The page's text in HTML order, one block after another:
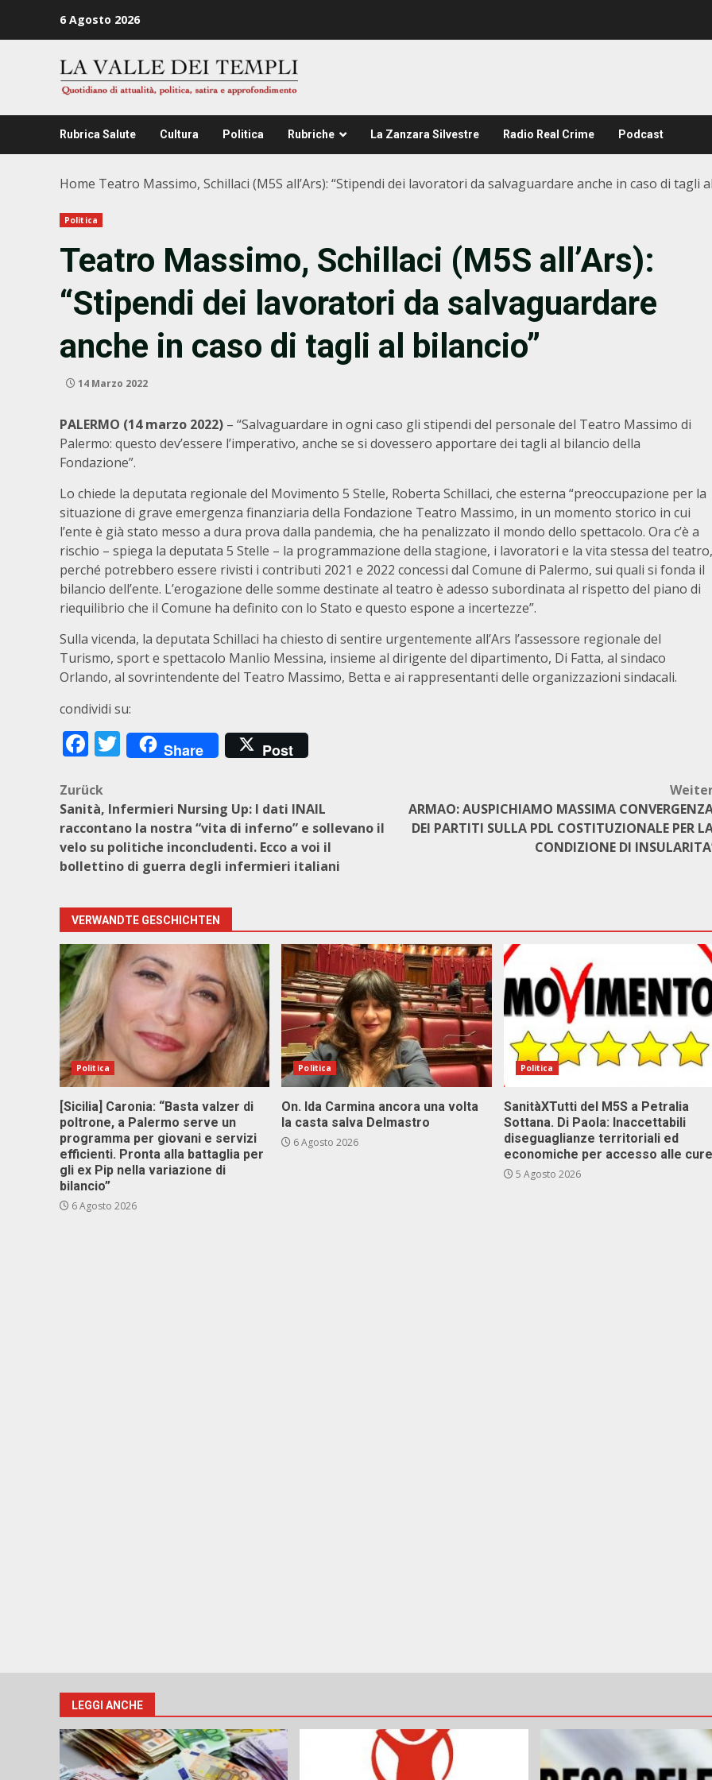
6 Agosto 2026
Rubrica Salute Cultura Politica Rubriche La Zanzara Silvestre Radio Real Crime Podcast
Home Teatro Massimo, Schillaci (M5S all’Ars): “Stipendi dei lavoratori da salvaguardare anche in caso di tagli
Politica
Teatro Massimo, Schillaci (M5S all’Ars):
“Stipendi dei lavoratori da salvaguardare
anche in caso di tagli al bilancio”
14 Marzo 2022
PALERMO (14 marzo 2022) – “Salvaguardare in ogni caso gli stipendi del personale del Teatro Massimo di
Palermo: questo dev’essere l’imperativo, anche se si dovessero apportare dei tagli al bilancio della
Fondazione”.
Lo chiede la deputata regionale del Movimento 5 Stelle, Roberta Schillaci, che esterna “preoccupazione per la
situazione di grave emergenza finanziaria della Fondazione Teatro Massimo, in un momento storico in cui
l’ente è già stato messo a dura prova dalla pandemia, che ha penalizzato il mondo dello spettacolo. Ora c’è a
rischio – spiega la deputata 5 Stelle – la programmazione della stagione, i lavoratori e la vita stessa del teatro,
perché potrebbero essere rivisti i contributi 2021 e 2022 concessi dal Comune di Palermo, sui quali si fonda il
bilancio dell’ente. L’erogazione delle somme destinate al teatro è adesso subordinata al rispetto del piano di
riequilibrio che il Comune ha definito con lo Stato e questo espone a incertezze”.
Sulla vicenda, la deputata Schillaci ha chiesto di sentire urgentemente all’Ars l’assessore regionale del
Turismo, sport e spettacolo Manlio Messina, insieme al dirigente del dipartimento, Di Fatta, al sindaco
Orlando, al sovrintendente del Teatro Massimo, Betta e ai rappresentanti delle organizzazioni sindacali.
condividi su:
Facebook
Twitter
Share Post
Beitragsnavigation
Zurück
Sanità, Infermieri Nursing Up: I dati INAIL
raccontano la nostra “vita di inferno” e sollevano il
velo su politiche inconcludenti. Ecco a voi il
bollettino di guerra degli infermieri italiani
ARMAO: AUSPICHIAMO MASSIMA
DEI PARTITI SULLA PDL COSTITUZIONALE PER
CONDIZIONE DI
VERWANDTE GESCHICHTEN
Politica
[Sicilia] Caronia: “Basta valzer di
poltrone, a Palermo serve un
programma per giovani e servizi
efficienti. Pronta alla battaglia per
gli ex Pip nella variazione di
bilancio”
6 Agosto 2026
Politica
On. Ida Carmina ancora una volta
la casta salva Delmastro
6 Agosto 2026
Politica
SanitàXTutti del M5S a Petralia
Sottana. Di Paola: Inaccettabili
diseguaglianze territoriali ed
economiche per accesso alle cure
5 Agosto 2026
LEGGI ANCHE